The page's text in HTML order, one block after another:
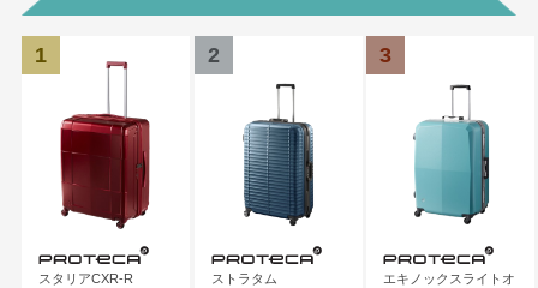
1
スタリアCXR-R
2
ストラタム
3
エキノックスライトオ